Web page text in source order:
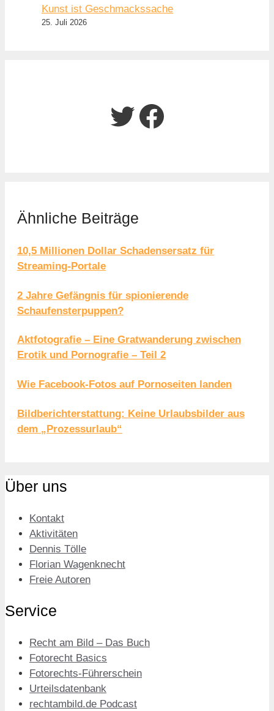
Kunst ist Geschmackssache
25. Juli 2026
Twitter
Facebook
Ähnliche Beiträge
10,5 Millionen Dollar Schadensersatz für
Streaming-Portale
2 Jahre Gefängnis für spionierende
Schaufensterpuppen?
Aktfotografie – Eine Gratwanderung zwischen
Erotik und Pornografie – Teil 2
Wie Facebook-Fotos auf Pornoseiten landen
Bildberichterstattung: Keine Urlaubsbilder aus
dem „Prozessurlaub“
Über uns
Kontakt
Aktivitäten
Dennis Tölle
Florian Wagenknecht
Freie Autoren
Service
Recht am Bild – Das Buch
Fotorecht Basics
Fotorechts-Führerschein
Urteilsdatenbank
rechtambild.de Podcast